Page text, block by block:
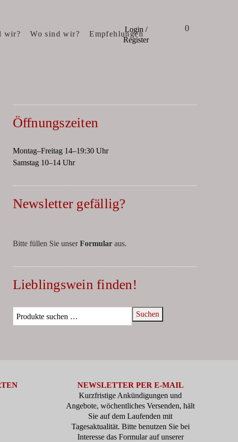
Login /
Register
0
wir? Wo sind wir? Empfehlungen
Öffnungszeiten
Montag–Freitag 14–19:30 Uhr
Samstag 10–14 Uhr
Newsletter gefällig?
Bitte füllen Sie unserFormularaus.
Lieblingswein finden!
Suchen
NEWSLETTER PER E-MAIL
Kurzfristige Ankündigungen und
Angebote, wöchentliches Versenden, hält
Sie auf dem Laufenden mit
Tagesaktualität. Bitte benutzen Sie bei
Interesse das Formular auf unserer